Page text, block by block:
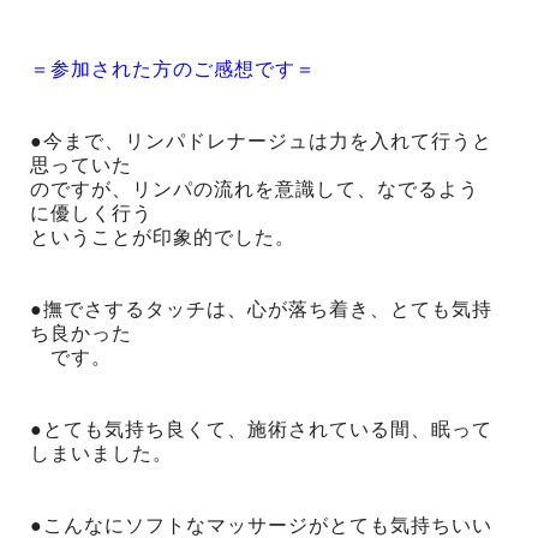
＝参加された方のご感想です＝
●今まで、リンパドレナージュは力を入れて行うと
思っていた
のですが、リンパの流れを意識して、なでるよう
に優しく行う
ということが印象的でした。
●撫でさするタッチは、心が落ち着き、とても気持
ち良かった
です。
●とても気持ち良くて、施術されている間、眠って
しまいました。
●こんなにソフトなマッサージがとても気持ちいい